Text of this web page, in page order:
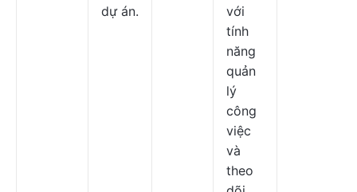
dự án.
với
tính
năng
quản
lý
công
việc
và
theo